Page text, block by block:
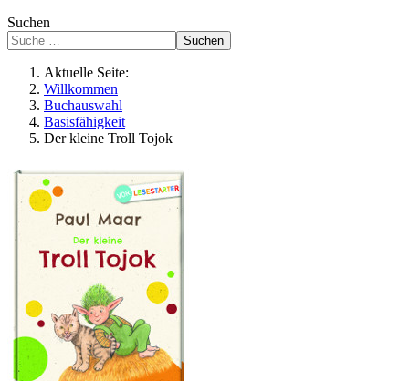
Suchen
Suchen
Aktuelle Seite:
Willkommen
Buchauswahl
Basisfähigkeit
Der kleine Troll Tojok